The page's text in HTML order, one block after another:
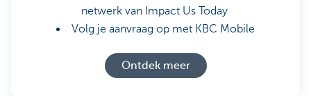
netwerk van Impact Us Today
Volg je aanvraag op met KBC Mobile
Ontdek meer